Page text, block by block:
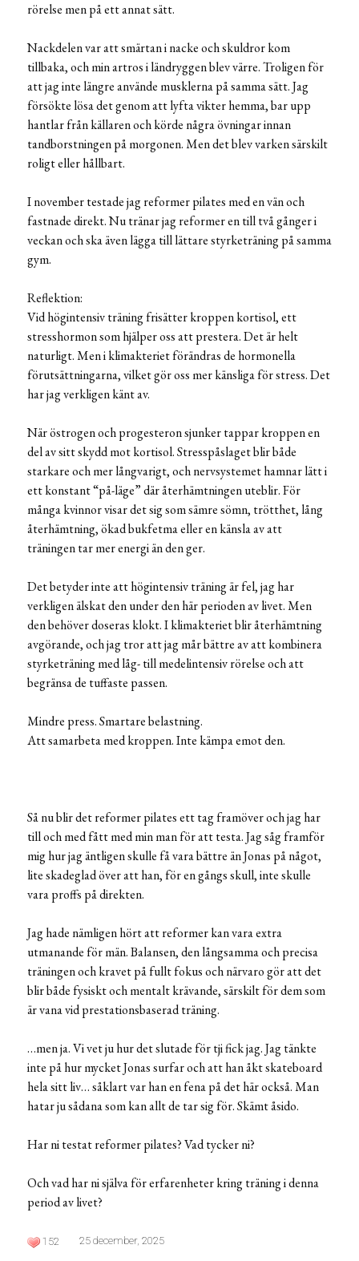
rörelse men på ett annat sätt.
Nackdelen var att smärtan i nacke och skuldror kom
tillbaka, och min artros i ländryggen blev värre. Troligen för
att jag inte längre använde musklerna på samma sätt. Jag
försökte lösa det genom att lyfta vikter hemma, bar upp
hantlar från källaren och körde några övningar innan
tandborstningen på morgonen. Men det blev varken särskilt
roligt eller hållbart.
I november testade jag reformer pilates med en vän och
fastnade direkt. Nu tränar jag reformer en till två gånger i
veckan och ska även lägga till lättare styrketräning på samma
gym.
Reflektion:
Vid högintensiv träning frisätter kroppen kortisol, ett
stresshormon som hjälper oss att prestera. Det är helt
naturligt. Men i klimakteriet förändras de hormonella
förutsättningarna, vilket gör oss mer känsliga för stress. Det
har jag verkligen känt av.
När östrogen och progesteron sjunker tappar kroppen en
del av sitt skydd mot kortisol. Stresspåslaget blir både
starkare och mer långvarigt, och nervsystemet hamnar lätt i
ett konstant “på-läge” där återhämtningen uteblir. För
många kvinnor visar det sig som sämre sömn, trötthet, lång
återhämtning, ökad bukfetma eller en känsla av att
träningen tar mer energi än den ger.
Det betyder inte att högintensiv träning är fel, jag har
verkligen älskat den under den här perioden av livet. Men
den behöver doseras klokt. I klimakteriet blir återhämtning
avgörande, och jag tror att jag mår bättre av att kombinera
styrketräning med låg- till medelintensiv rörelse och att
begränsa de tuffaste passen.
Mindre press. Smartare belastning.
Att samarbeta med kroppen. Inte kämpa emot den.
Så nu blir det reformer pilates ett tag framöver och jag har
till och med fått med min man för att testa. Jag såg framför
mig hur jag äntligen skulle få vara bättre än Jonas på något,
lite skadeglad över att han, för en gångs skull, inte skulle
vara proffs på direkten.
Jag hade nämligen hört att reformer kan vara extra
utmanande för män. Balansen, den långsamma och precisa
träningen och kravet på fullt fokus och närvaro gör att det
blir både fysiskt och mentalt krävande, särskilt för dem som
är vana vid prestationsbaserad träning.
…men ja. Vi vet ju hur det slutade för tji fick jag. Jag tänkte
inte på hur mycket Jonas surfar och att han åkt skateboard
hela sitt liv… såklart var han en fena på det här också. Man
hatar ju sådana som kan allt de tar sig för. Skämt åsido.
Har ni testat reformer pilates? Vad tycker ni?
Och vad har ni själva för erfarenheter kring träning i denna
period av livet?
152 25 december, 2025